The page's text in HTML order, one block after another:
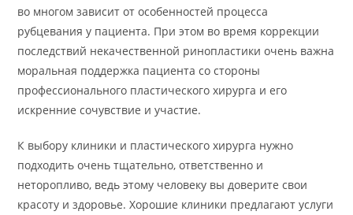
во многом зависит от особенностей процесса
рубцевания у пациента. При этом во время коррекции
последствий некачественной ринопластики очень важна
моральная поддержка пациента со стороны
профессионального пластического хирурга и его
искренние сочувствие и участие.
К выбору клиники и пластического хирурга нужно
подходить очень тщательно, ответственно и
неторопливо, ведь этому человеку вы доверите свои
красоту и здоровье. Хорошие клиники предлагают услуги